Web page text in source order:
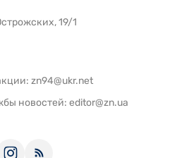
19/1
zn94@ukr.net
новостей: editor@zn.ua